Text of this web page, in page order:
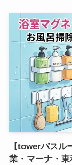
【towerバスル
業・マーナ・